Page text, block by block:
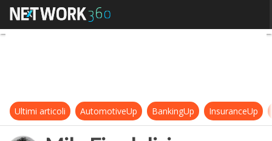
Mila Fiordalisi
Ultimi articoli AutomotiveUp BankingUp InsuranceUp